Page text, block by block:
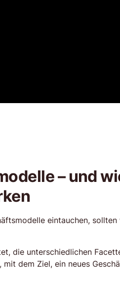
– und
eintauchen,
die unterschiedlichen
dem Ziel, ein neues